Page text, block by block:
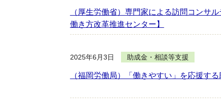
（厚生労働省）専門家による訪問コンサ
働き方改革推進センター】
2025年6月3日 助成金・相談等支援
（福岡労働局）「働きやすい」を応援す